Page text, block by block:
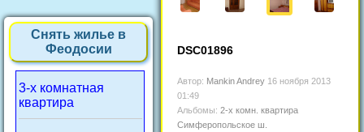
Снять жилье в
Феодосии
3-х комнатная
квартира
DSC01896
Автор: Mankin Andrey 16 ноября 2013
01:49
Альбомы: 2-х комн. квартира
Симферопольское ш.